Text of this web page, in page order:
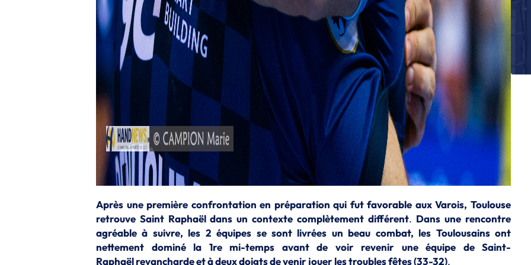
Après une première confrontation en préparation qui fut favorable aux Varois, Toulouse
retrouve Saint Raphaël dans un contexte complètement différent. Dans une rencontre
agréable à suivre, les 2 équipes se sont livrées un beau combat, les Toulousains ont
nettement dominé la 1re mi-temps avant de voir revenir une équipe de Saint-
Raphaël revancharde et à deux doigts de venir jouer les troubles fêtes (33-32).